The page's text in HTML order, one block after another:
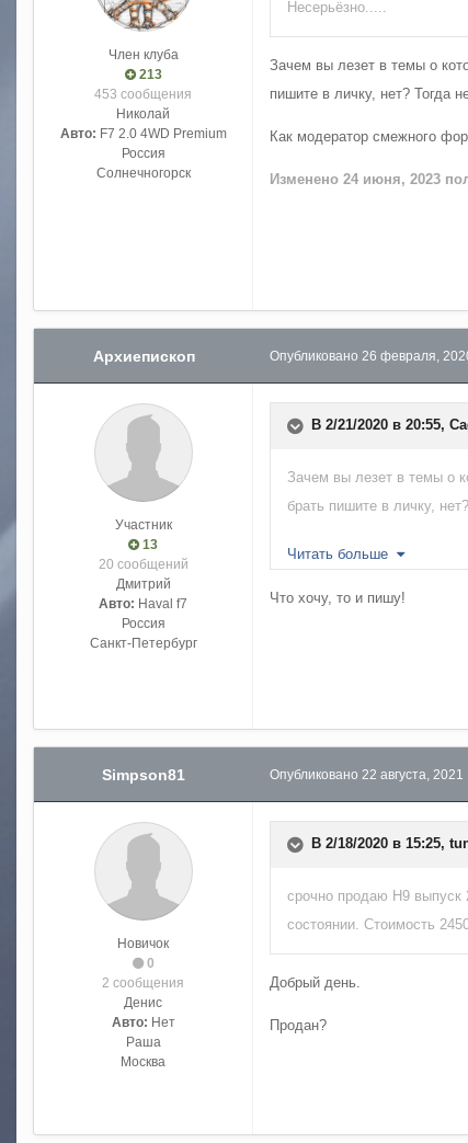
Член клуба
213
453 сообщения
Николай
Авто: F7 2.0 4WD Premium
Россия
Солнечногорск
Несерьёзно.....
Зачем вы лезет в темы о
пишите в личку, нет? Тогда
Как модератор смежного
Изменено 24 июня, 2023
Архиепископ
Участник
13
20 сообщений
Дмитрий
Авто: Haval f7
Россия
Санкт-Петербург
Опубликовано 26 февраля,
В 2/21/2020 в 20:55,
Зачем вы лезет в темы о
брать пишите в личку,
Как модератор смешного
Читать больше
Что хочу, то и пишу!
Simpson81
Новичок
0
2 сообщения
Денис
Авто: Нет
Раша
Москва
Опубликовано 22 августа, 2021
В 2/18/2020 в 15:25,
срочно продаю Н9 выпуск
состоянии. Стоимость
Добрый день.
Продан?